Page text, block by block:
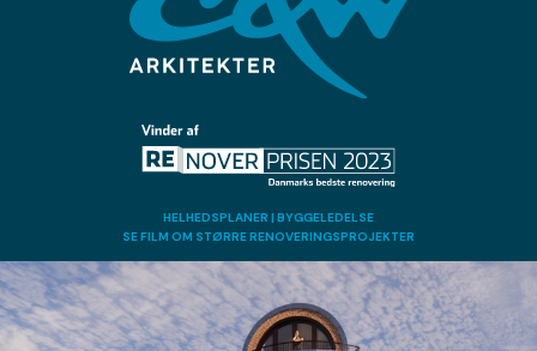
HELHEDSPLANER | BYGGELEDELSE
​SE FILM OM STØRRE RENOVERINGSPROJEKTER